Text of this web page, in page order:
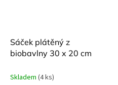
Sáček plátěný z
biobavlny 30 x 20 cm
Skladem (4 ks)